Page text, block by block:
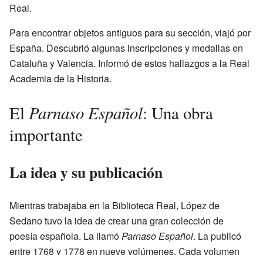
Real.
Para encontrar objetos antiguos para su sección, viajó por
España. Descubrió algunas inscripciones y medallas en
Cataluña y Valencia. Informó de estos hallazgos a la Real
Academia de la Historia.
El Parnaso Español: Una obra
importante
La idea y su publicación
Mientras trabajaba en la Biblioteca Real, López de
Sedano tuvo la idea de crear una gran colección de
poesía española. La llamó Parnaso Español. La publicó
entre 1768 y 1778 en nueve volúmenes. Cada volumen